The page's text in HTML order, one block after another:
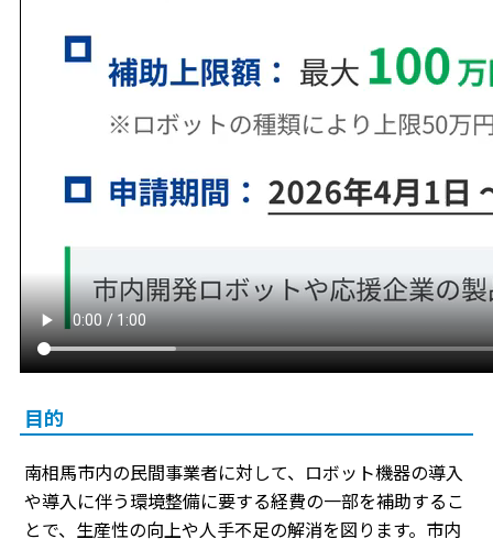
目的
南相馬市内の民間事業者に対して、ロボット機器の導入
や導入に伴う環境整備に要する経費の一部を補助するこ
とで、生産性の向上や人手不足の解消を図ります。市内